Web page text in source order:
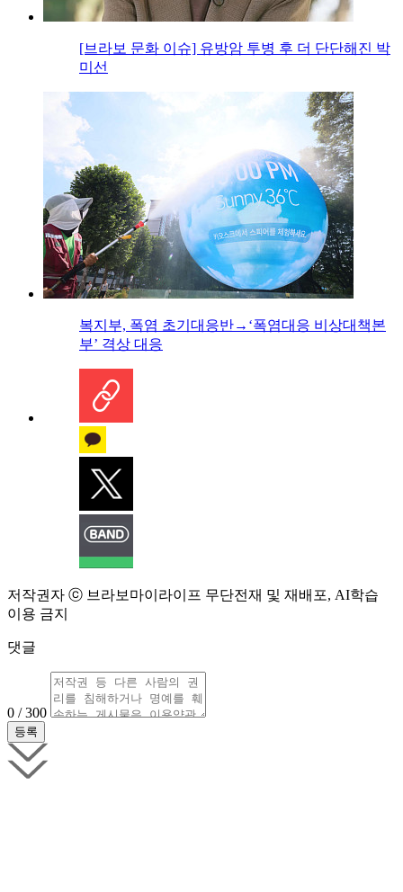
[브라보 문화 이슈] 유방암 투병 후 더 단단해진 박
미선
복지부, 폭염 초기대응반→‘폭염대응 비상대책본
부’ 격상 대응
저작권자 ⓒ 브라보마이라이프 무단전재 및 재배포, AI학습
이용 금지
댓글
0 / 300